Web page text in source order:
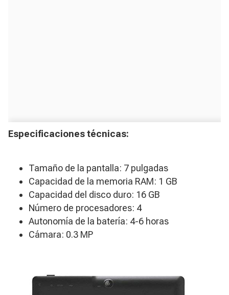
Especificaciones técnicas:
Tamaño de la pantalla: 7 pulgadas
Capacidad de la memoria RAM: 1 GB
Capacidad del disco duro: 16 GB
Número de procesadores: 4
Autonomía de la batería: 4-6 horas
​Cámara: 0.3 MP